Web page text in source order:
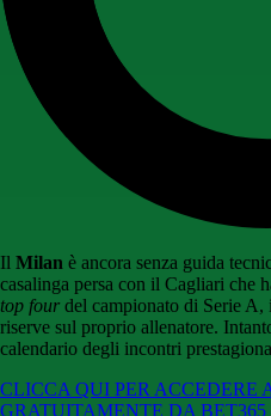
Il Milan è ancora senza guida
casalinga persa con il Cagliari che
top four del campionato di Serie
riserve sul proprio allenatore.
calendario degli incontri
CLICCA QUI PER ACCEDERE
GRATUITAMENTE DA BET365